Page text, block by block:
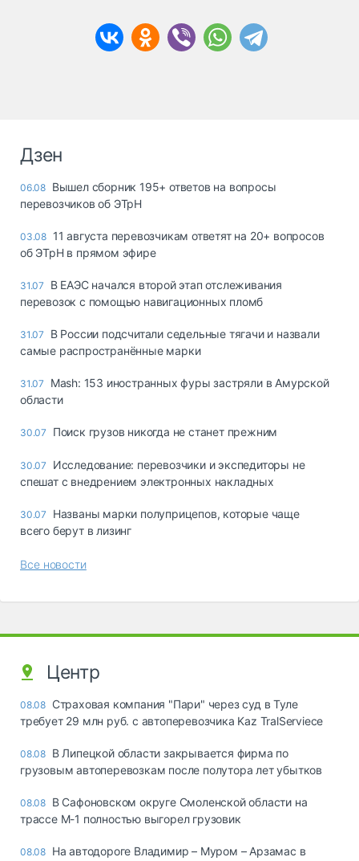
Дзен
06.08 Вышел сборник 195+ ответов на вопросы
перевозчиков об ЭТрН
03.08 11 августа перевозчикам ответят на 20+ вопросов
об ЭТрН в прямом эфире
31.07
В ЕАЭС начался второй этап отслеживания
перевозок с помощью навигационных пломб
31.07
В России подсчитали седельные тягачи и назвали
самые распространённые марки
31.07
Mash: 153 иностранных фуры застряли в Амурской
области
30.07 Поиск грузов никогда не станет прежним
30.07
Исследование: перевозчики и экспедиторы не
спешат с внедрением электронных накладных
30.07
Названы марки полуприцепов, которые чаще
всего берут в лизинг
Все новости
Центр
08.08 Страховая компания "Пари" через суд в Туле
требует 29 млн руб. с автоперевозчика Kaz TralServiece
08.08 В Липецкой области закрывается фирма по
грузовым автоперевозкам после полутора лет убытков
08.08 В Сафоновском округе Смоленской области на
трассе М-1 полностью выгорел грузовик
08.08 На автодороге Владимир – Муром – Арзамас в